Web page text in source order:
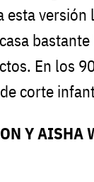
esta
En los
corte
Y AISHA